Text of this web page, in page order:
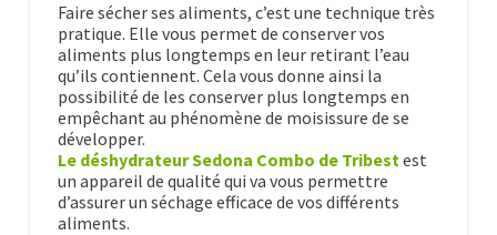
Faire sécher ses aliments, c’est une technique très
pratique. Elle vous permet de conserver vos
aliments plus longtemps en leur retirant l’eau
qu’ils contiennent. Cela vous donne ainsi la
possibilité de les conserver plus longtemps en
empêchant au phénomène de moisissure de se
développer.
Le déshydrateur Sedona Combo de Tribestest
un appareil de qualité qui va vous permettre
d’assurer un séchage efficace de vos différents
aliments.